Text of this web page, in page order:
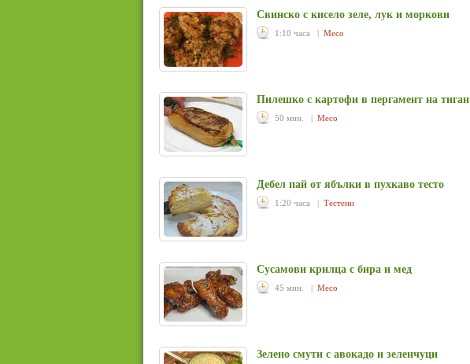
Свинско с кисело зеле, лук и моркови
1:10 часа | Месо
Пилешко с картофи в пергамент на тиган
50 мин. | Месо
Дебел пай от ябълки в пухкаво тесто
1:20 часа | Тестени
Сусамови крилца с бира и мед
45 мин. | Месо
Зелено смути с авокадо и зеленчуци